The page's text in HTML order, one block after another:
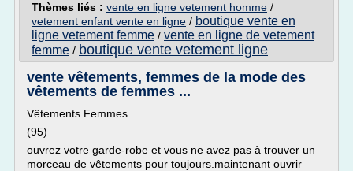
Thèmes liés : vente en ligne vetement homme /
vetement enfant vente en ligne / boutique vente en
ligne vetement femme / vente en ligne de vetement
femme / boutique vente vetement ligne
vente vêtements, femmes de la mode des
vêtements de femmes ...
Vêtements Femmes
(95)
ouvrez votre garde-robe et vous ne avez pas à trouver un
morceau de vêtements pour toujours.maintenant ouvrir